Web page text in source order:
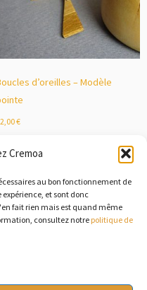
Cremoa
au bon fonctionnement de
et sont donc
fait rien mais est quand même
consultez notre politique de
d’oreilles – Modèle
€
au panier